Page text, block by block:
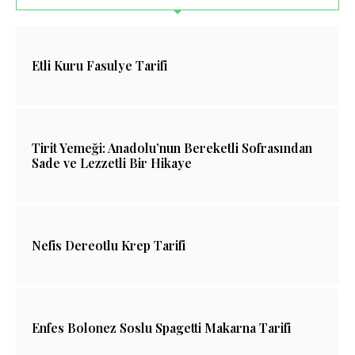
Etli Kuru Fasulye Tarifi
Tirit Yemeği: Anadolu’nun Bereketli Sofrasından
Sade ve Lezzetli Bir Hikaye
Nefis Dereotlu Krep Tarifi
Enfes Bolonez Soslu Spagetti Makarna Tarifi